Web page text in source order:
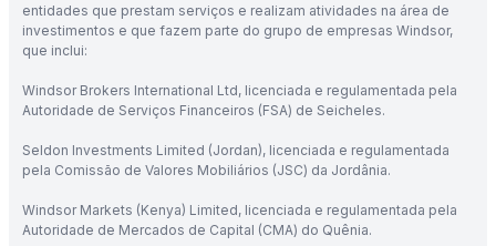
entidades que prestam serviços e realizam atividades na área de
investimentos e que fazem parte do grupo de empresas Windsor,
que inclui:
Windsor Brokers International Ltd, licenciada e regulamentada pela
Autoridade de Serviços Financeiros (FSA) de Seicheles.
Seldon Investments Limited (Jordan), licenciada e regulamentada
pela Comissão de Valores Mobiliários (JSC) da Jordânia.
Windsor Markets (Kenya) Limited, licenciada e regulamentada pela
Autoridade de Mercados de Capital (CMA) do Quênia.